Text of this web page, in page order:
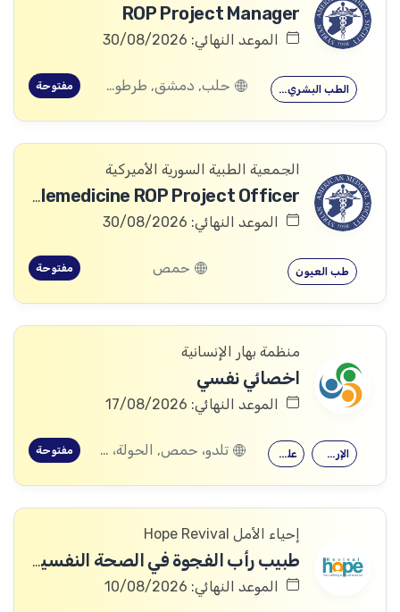
ROP Project Manager
الموعد النهائي: 30/08/2026
الطب البشري… حلب, دمشق, طرطوس, ريف دمشق, ديرالزور, درعا, السويداء, إدلب, القنيطرة, اللاذقية, الرقة, حمص, الحسكة, حماة مفتوحة
الجمعية الطبية السورية الأميركية
Telemedicine ROP Project Officer
الموعد النهائي: 30/08/2026
طب العيون حمص مفتوحة
منظمة بهار الإنسانية
اخصائي نفسي
الموعد النهائي: 17/08/2026
علم النفس الإرشاد النفسي تلدو، حمص, الحولة، حمص مفتوحة
إحياء الأمل Hope Revival
طبيب رأب الفجوة في الصحة النفسية (mhGAP Doctor)
الموعد النهائي: 10/08/2026